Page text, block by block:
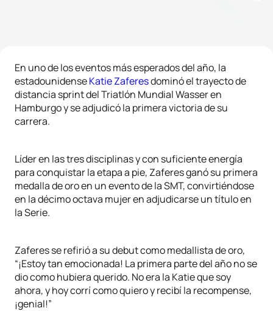
En uno de los eventos más esperados del año, la
estadounidenseKatie Zaferesdominó el trayecto de
distancia sprint del Triatlón Mundial Wasser en
Hamburgo y se adjudicó la primera victoria de su
carrera.
Líder en las tres disciplinas y con suficiente energía
para conquistar la etapa a pie, Zaferes ganó su primera
medalla de oro en un evento de la SMT, convirtiéndose
en la décimo octava mujer en adjudicarse un título en
la Serie.
Zaferes se refirió a su debut como medallista de oro,
“¡Estoy tan emocionada! La primera parte del año no se
dio como hubiera querido. No era la Katie que soy
ahora, y hoy corrí como quiero y recibí la recompense,
¡genial!”